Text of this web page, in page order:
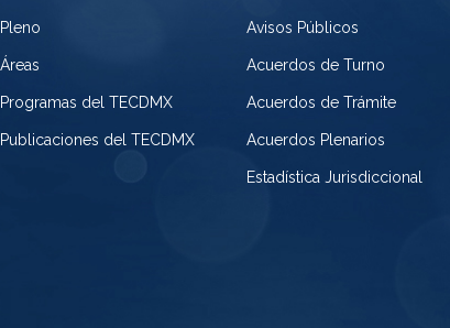
Pleno
Áreas
Programas del TECDMX
Publicaciones del TECDMX
Avisos Públicos
Acuerdos de Turno
Acuerdos de Trámite
Acuerdos Plenarios
Estadística Jurisdiccional